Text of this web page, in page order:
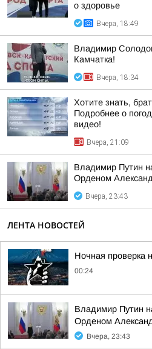
о здоровье
Вчера, 18:49
Владимир
Камчатка!
Вчера, 18:34
Хотите знать,
Подробнее о
видео!
Вчера, 21:09
Владимир Путин
Орденом
Вчера, 23:43
ЛЕНТА НОВОСТЕЙ
Ночная проверка
00:24
Владимир Путин
Орденом
Вчера, 23:43